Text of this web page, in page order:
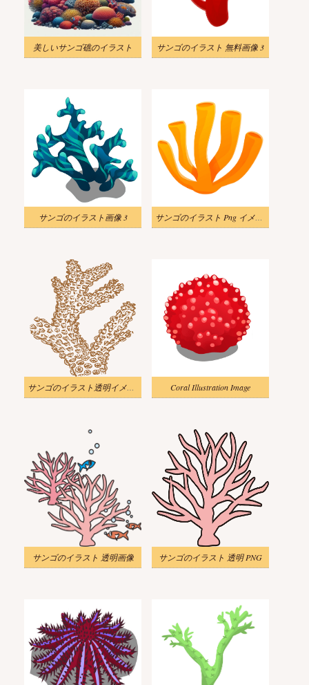
美しいサンゴ礁のイラスト サンゴのイラスト 無料画像 3
サンゴのイラスト画像 3 サンゴのイラスト Png イメージ 2
サンゴのイラスト透明イメージ Coral Illustration Image
サンゴのイラスト 透明画像 サンゴのイラスト 透明 PNG